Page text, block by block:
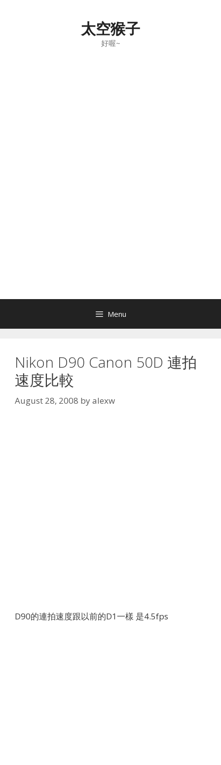
太空猴子
好喔~
Menu
Nikon D90 Canon 50D 連拍
速度比較
August 28, 2008 byalexw
D90的連拍速度跟以前的D1一樣 是4.5fps